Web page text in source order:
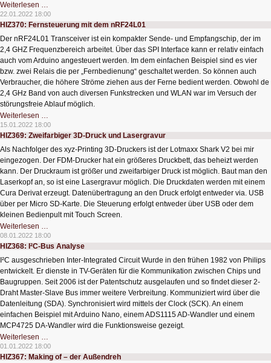
Weiterlesen …
Digitale
Nostalgie
1
Speichermedien
22.01.2022 18:00
HIZ370: Fernsteuerung mit dem nRF24L01
Der nRF24L01 Transceiver ist ein kompakter Sende- und Empfangschip, der im
2,4 GHZ Frequenzbereich arbeitet. Über das SPI Interface kann er relativ einfach
auch vom Arduino angesteuert werden. Im dem einfachen Beispiel sind es vier
bzw. zwei Relais die per „Fernbedienung“ geschaltet werden. So können auch
Verbraucher, die höhere Ströme ziehen aus der Ferne bedient werden. Obwohl de
2,4 GHz Band von auch diversen Funkstrecken und WLAN war im Versuch der
störungsfreie Ablauf möglich.
Weiterlesen …
Fernsteuerung
mit
dem
15.01.2022 18:00
HIZ369: Zweifarbiger 3D-Druck und Lasergravur
Als Nachfolger des xyz-Printing 3D-Druckers ist der Lotmaxx Shark V2 bei mir
eingezogen. Der FDM-Drucker hat ein größeres Druckbett, das beheizt werden
kann. Der Druckraum ist größer und zweifarbiger Druck ist möglich. Baut man den
Laserkopf an, so ist eine Lasergravur möglich. Die Druckdaten werden mit einem
Cura Derivat erzeugt. Datenübertragung an den Druck erfolgt entweder via. USB
über per Micro SD-Karte. Die Steuerung erfolgt entweder über USB oder dem
kleinen Bedienpult mit Touch Screen.
Weiterlesen …
Zweifarbiger
3D-
Druck
Lasergravur
08.01.2022 18:00
HIZ368: I²C-Bus Analyse
I²C ausgeschrieben Inter-Integrated Circuit Wurde in den frühen 1982 von Philips
entwickelt. Er dienste in TV-Geräten für die Kommunikation zwischen Chips und
Baugruppen. Seit 2006 ist der Patentschutz ausgelaufen und so findet dieser 2-
Draht Master-Slave Bus immer weitere Verbreitung. Kommuniziert wird über die
Datenleitung (SDA). Synchronisiert wird mittels der Clock (SCK). An einem
einfachen Beispiel mit Arduino Nano, einem ADS1115 AD-Wandler und einem
MCP4725 DA-Wandler wird die Funktionsweise gezeigt.
Weiterlesen …
I²C-
Bus
Analyse
01.01.2022 18:00
HIZ367: Making of – der Außendreh